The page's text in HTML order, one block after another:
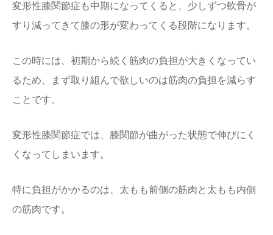
変形性膝関節症も中期になってくると、少しずつ軟骨が
すり減ってきて膝の形が変わってくる段階になります。
この時には、初期から続く筋肉の負担が大きくなってい
るため、まず取り組んで欲しいのは筋肉の負担を減らす
ことです。
変形性膝関節症では、膝関節が曲がった状態で伸びにく
くなってしまいます。
特に負担がかかるのは、太もも前側の筋肉と太もも内側
の筋肉です。